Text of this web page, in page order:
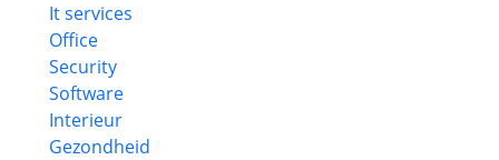
It services
Office
Security
Software
Interieur
Gezondheid